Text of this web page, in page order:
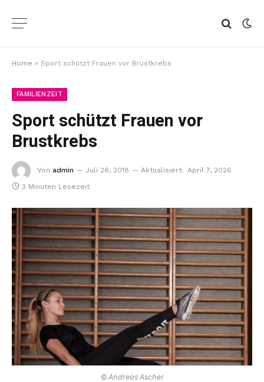
Home » Sport schützt Frauen vor Brustkrebs
FAMILIENZEIT
Sport schützt Frauen vor
Brustkrebs
Von admin Juli 26, 2018 Aktualisiert: April 7, 2026
3 Minuten Lesezeit
© Andreas Ascher